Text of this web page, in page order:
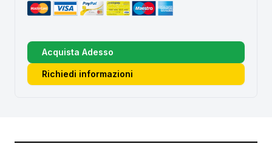
Acquista Adesso
Richiedi informazioni